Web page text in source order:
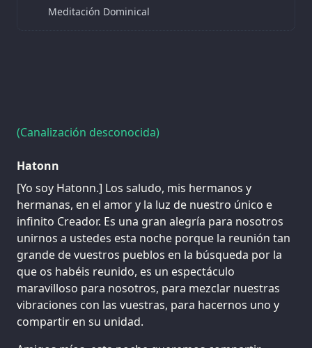
(Canalización desconocida)
Hatonn
[Yo soy Hatonn.] Los saludo, mis hermanos y
hermanas, en el amor y la luz de nuestro único e
infinito Creador. Es una gran alegría para nosotros
unirnos a ustedes esta noche porque la reunión tan
grande de vuestros pueblos en la búsqueda por la
que os habéis reunido, es un espectáculo
maravilloso para nosotros, para mezclar nuestras
vibraciones con las vuestras, para hacernos uno y
compartir en su unidad.
Meditación Dominical